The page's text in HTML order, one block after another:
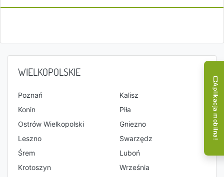
WIELKOPOLSKIE
Poznań
Kalisz
Konin
Piła
Ostrów Wielkopolski
Gniezno
Leszno
Swarzędz
Śrem
Luboń
Krotoszyn
Września
Aplikacja mobilna!